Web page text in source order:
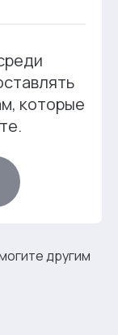
которые
другим